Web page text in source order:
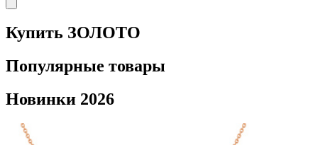
Купить ЗОЛОТО
Популярные товары
Новинки 2026